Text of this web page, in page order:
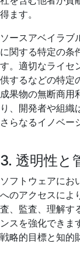
得ます。
ソースアベイラブ
に関する特定の条
す。適切なライセ
供するなどの特定
成果物の無断商用
り、開発者や組織
さらなるイノベー
3. 透明性と
ソフトウェアにお
へのアクセスによ
査、監査、理解す
ンスを強化できま
戦略的目標と知的